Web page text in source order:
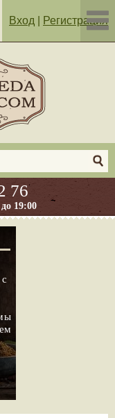
76
19:00
Вход Регистрация